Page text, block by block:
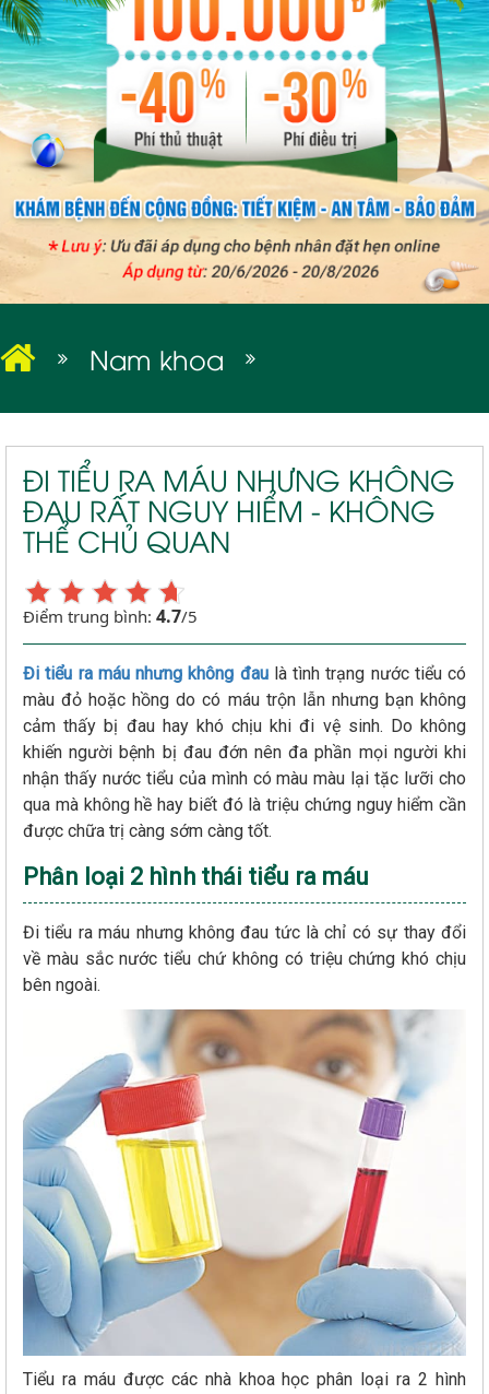
Nam khoa
Tiểu nhiều tiểu buốt
ĐI TIỂU RA MÁU NHƯNG KHÔNG
ĐAU RẤT NGUY HIỂM - KHÔNG
THỂ CHỦ QUAN
Điểm trung bình: 4.7/5
Đi tiểu ra máu nhưng không đaulà tình trạng nước tiểu có
màu đỏ hoặc hồng do có máu trộn lẫn nhưng bạn không
cảm thấy bị đau hay khó chịu khi đi vệ sinh. Do không
khiến người bệnh bị đau đớn nên đa phần mọi người khi
nhận thấy nước tiểu của mình có màu màu lại tặc lưỡi cho
qua mà không hề hay biết đó là triệu chứng nguy hiểm cần
được chữa trị càng sớm càng tốt.
Phân loại 2 hình thái tiểu ra máu
Đi tiểu ra máu nhưng không đau tức là chỉ có sự thay đổi
về màu sắc nước tiểu chứ không có triệu chứng khó chịu
bên ngoài.
Tiểu ra máu được các nhà khoa học phân loại ra 2 hình